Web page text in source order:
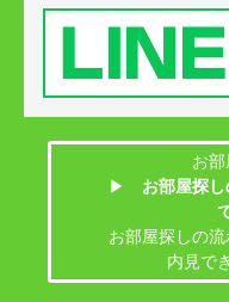
お
▶
お部屋探し
お部屋探しの
内見で